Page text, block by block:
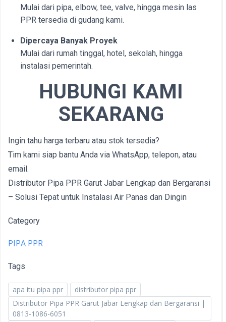
Mulai dari pipa, elbow, tee, valve, hingga mesin las
PPR tersedia di gudang kami.
Dipercaya Banyak Proyek
Mulai dari rumah tinggal, hotel, sekolah, hingga
instalasi pemerintah.
HUBUNGI KAMI
SEKARANG
Ingin tahu harga terbaru atau stok tersedia?
Tim kami siap bantu Anda via WhatsApp, telepon, atau
email.
Distributor Pipa PPR Garut Jabar Lengkap dan Bergaransi
– Solusi Tepat untuk Instalasi Air Panas dan Dingin
Category
PIPA PPR
Tags
apa itu pipa ppr
distributor pipa ppr
Distributor Pipa PPR Garut Jabar Lengkap dan Bergaransi |
0813-1086-6051